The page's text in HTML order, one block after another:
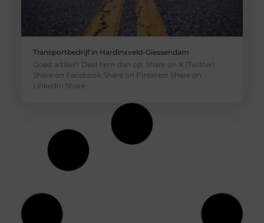
Transportbedrijf in Hardinxveld-Giessendam
Goed artikel? Deel hem dan op: Share on X (Twitter)
Share on Facebook Share on Pinterest Share on
LinkedIn Share